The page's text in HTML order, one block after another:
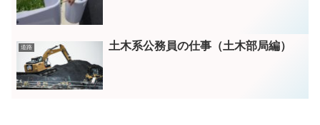
道路 土木系公務員の仕事（土木部局編）